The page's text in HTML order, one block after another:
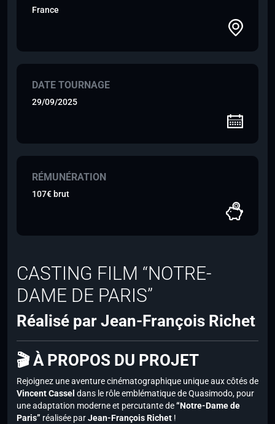
France
DATE TOURNAGE
29/09/2025
RÉMUNÉRATION
107€ brut
CASTING FILM “NOTRE-
DAME DE PARIS”
Réalisé par Jean-François Richet
🎬 À PROPOS DU PROJET
Rejoignez une aventure cinématographique unique aux côtés de
Vincent Cassel dans le rôle emblématique de Quasimodo, pour
une adaptation moderne et percutante de“Notre-Dame de
Paris” réalisée parJean-François Richet !